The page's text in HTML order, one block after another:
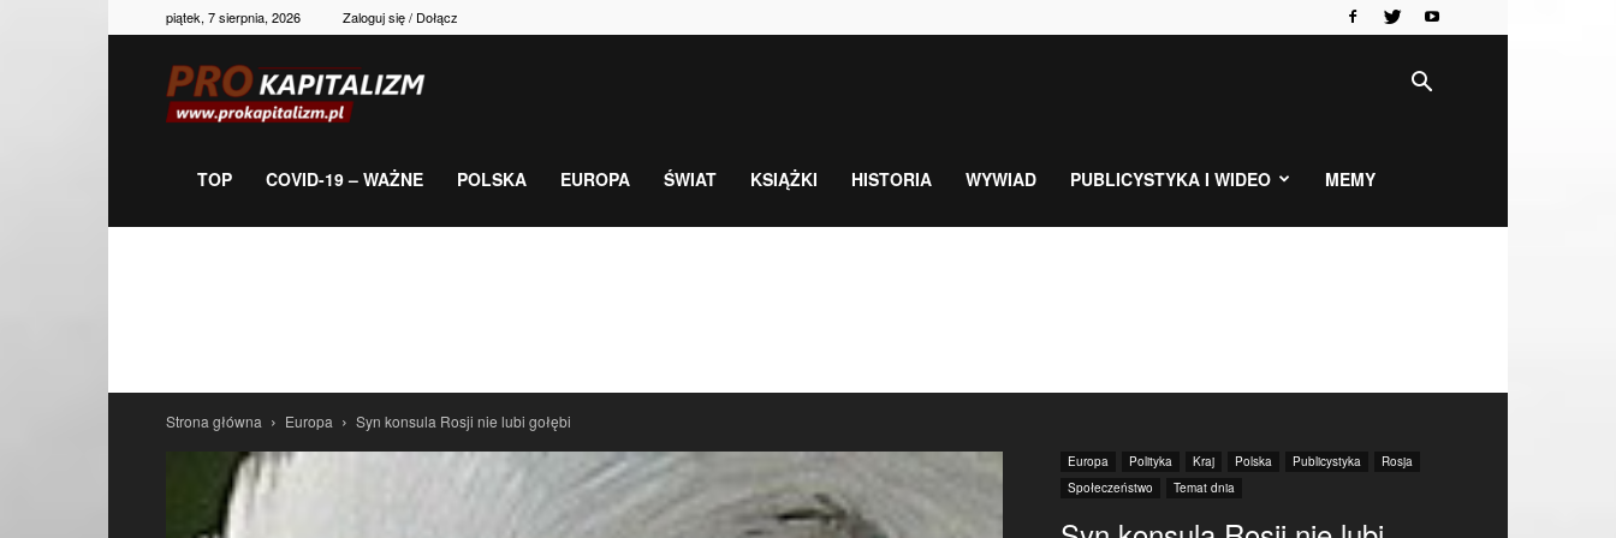
piątek, 7 sierpnia, 2026 Zaloguj się / Dołącz
gospodarka,
TOP COVID-19 – WAŻNE POLSKA EUROPA ŚWIAT KSIĄŻKI HISTORIA WYWIAD PUBLICYSTYKA I WIDEO MEMY
Strona główna Europa Syn konsula Rosji nie lubi gołębi
Europa Polityka Kraj Polska Publicystyka
Rosja
Społeczeństwo
Temat dnia